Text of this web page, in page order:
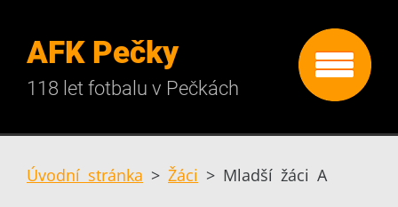
AFK Pečky
118 let fotbalu v Pečkách
Úvodní stránka > Žáci > Mladší žáci A